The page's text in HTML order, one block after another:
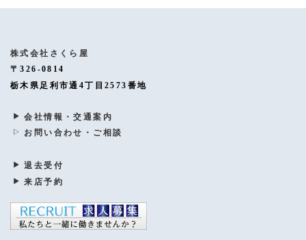
株式会社さくら屋
〒326-0814
栃木県足利市通4丁目2573番地
会社情報・交通案内
お問い合わせ・ご相談
退去受付
来店予約